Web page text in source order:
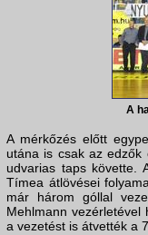
A
A mérkőzés előtt
utána is csak az edzők
udvarias taps követte.
Tímea átlövései
már három góllal
Mehlmann vezérletével
a vezetést is átvették a